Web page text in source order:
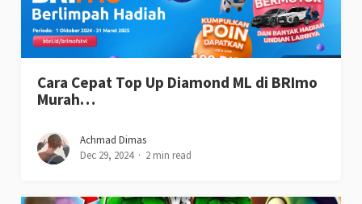
Cara Cepat Top Up Diamond ML di BRImo
Murah…
Achmad Dimas
Dec 29, 2024
2 min read